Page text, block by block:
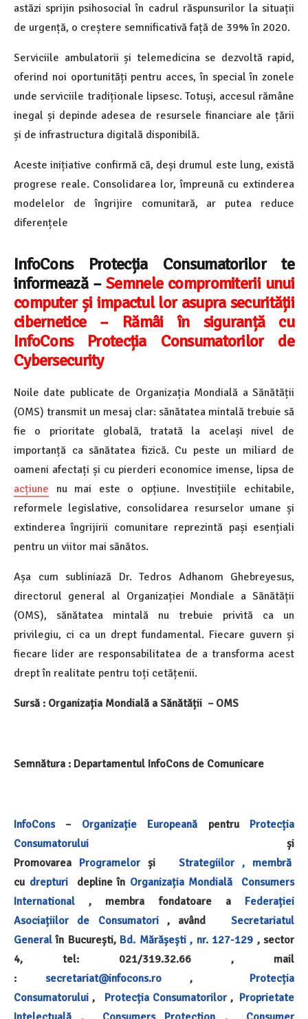
astăzi sprijin psihosocial în cadrul răspunsurilor la situații
de urgență, o creștere semnificativă față de 39% în 2020.
Serviciile ambulatorii și telemedicina se dezvoltă rapid,
oferind noi oportunități pentru acces, în special în zonele
unde serviciile tradiționale lipsesc. Totuși, accesul rămâne
inegal și depinde adesea de resursele financiare ale țării
și de infrastructura digitală disponibilă.
Aceste inițiative confirmă că, deși drumul este lung, există
progrese reale. Consolidarea lor, împreună cu extinderea
modelelor de îngrijire comunitară, ar putea reduce
diferențele
InfoCons Protecția Consumatorilor te
informează –Semnele compromiterii unui
computer și impactul lor asupra securității
cibernetice – Rămâi în siguranță cu
InfoCons Protecția Consumatorilor de
Cybersecurity
Noile date publicate de Organizația Mondială a Sănătății
(OMS) transmit un mesaj clar: sănătatea mintală trebuie să
fie o prioritate globală, tratată la același nivel de
importanță ca sănătatea fizică. Cu peste un miliard de
oameni afectați și cu pierderi economice imense, lipsa de
acțiune nu mai este o opțiune. Investițiile echitabile,
reformele legislative, consolidarea resurselor umane și
extinderea îngrijirii comunitare reprezintă pași esențiali
pentru un viitor mai sănătos.
Așa cum subliniază Dr. Tedros Adhanom Ghebreyesus,
directorul general al Organizației Mondiale a Sănătății
(OMS), sănătatea mintală nu trebuie privită ca un
privilegiu, ci ca un drept fundamental. Fiecare guvern și
fiecare lider are responsabilitatea de a transforma acest
drept în realitate pentru toți cetățenii.
Sursă : Organizația Mondială a Sănătății – OMS
Semnătura : Departamentul InfoCons de Comunicare
InfoCons– Organizație Europeană pentru Protecția
Consumatorului și
Promovarea Programelor și Strategiilor , membră
cu drepturidepline în Organizația Mondială
Consumers
International , membra fondatoare a Federației
Asociațiilor de Consumatori, avândSecretariatul
General în București, Bd. Mărășești , nr. 127-129 , sector
4, tel: 021/319.32.66 , mail
: secretariat@infocons.ro, Protecția
Consumatorului , Protecția Consumatorilor, Proprietate